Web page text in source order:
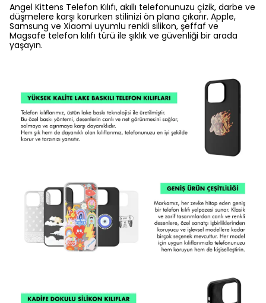
Angel Kittens Telefon Kılıfı, akıllı telefonunuzu çizik, darbe ve
düşmelere karşı korurken stilinizi ön plana çıkarır. Apple,
Samsung ve Xiaomi uyumlu renkli silikon, şeffaf ve
Magsafe telefon kılıfı türü ile şıklık ve güvenliği bir arada
yaşayın.